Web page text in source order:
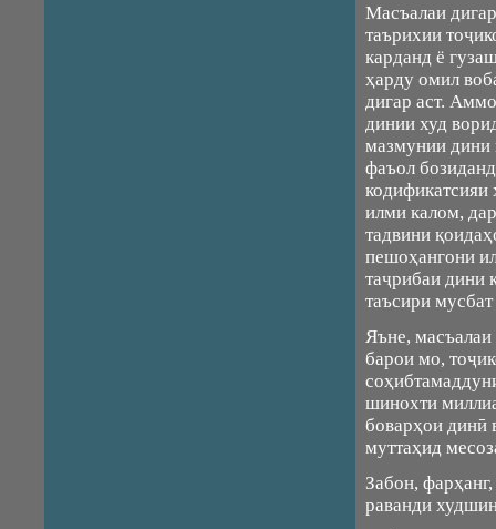
Масъалаи
таърихии
карданд ё
ҳарду омил
дигар аст.
динии худ
мазмунии дини
фаъол
илми калом,
тадвини
пешоҳангони
таҷрибаи дини
таъсири
Яъне,
барои мо,
шинохти
боварҳои динӣ
муттаҳид
Забон,
раванди